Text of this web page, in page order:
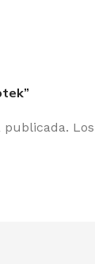
publicada. Los